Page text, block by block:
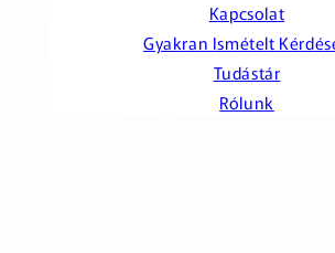
Kapcsolat
Gyakran Ismételt
Tudástár
Rólunk